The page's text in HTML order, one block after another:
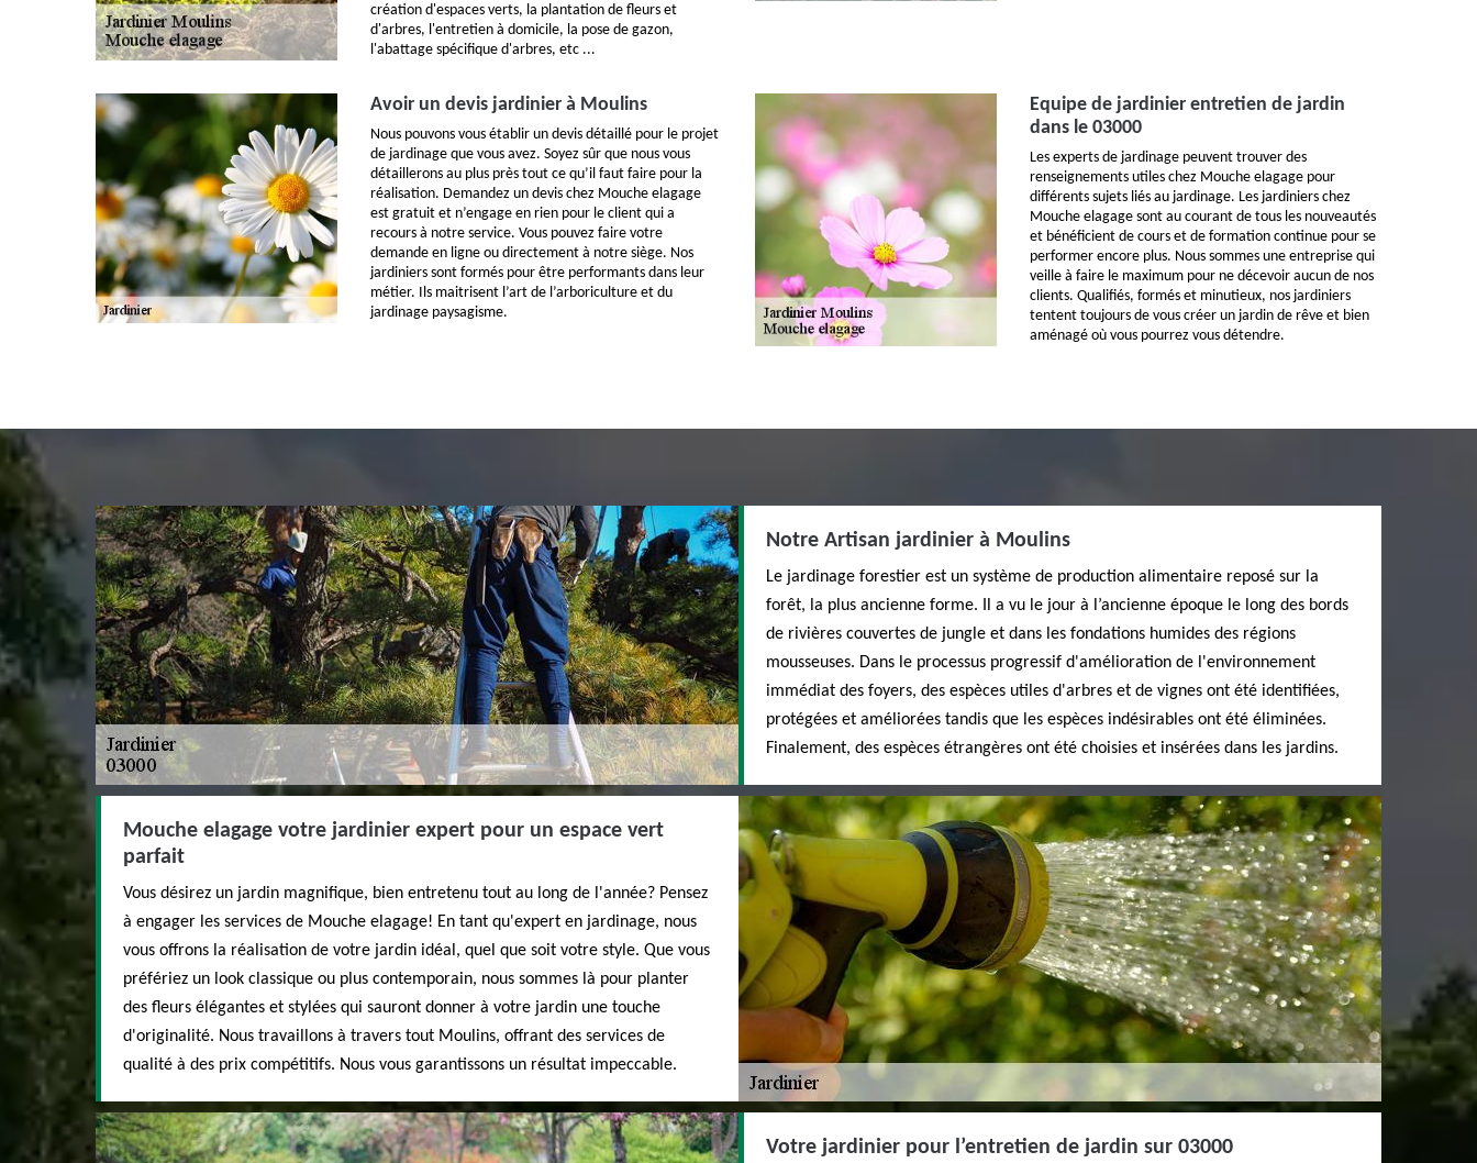
création d'espaces verts, la plantation de fleurs et
d'arbres, l'entretien à domicile, la pose de gazon,
l'abattage spécifique d'arbres, etc ...
Avoir un devis jardinier à Moulins
Nous pouvons vous établir un devis détaillé pour le projet
de jardinage que vous avez. Soyez sûr que nous vous
détaillerons au plus près tout ce qu’il faut faire pour la
réalisation. Demandez un devis chez Mouche elagage
est gratuit et n’engage en rien pour le client qui a
recours à notre service. Vous pouvez faire votre
demande en ligne ou directement à notre siège. Nos
jardiniers sont formés pour être performants dans leur
métier. Ils maitrisent l’art de l’arboriculture et du
jardinage paysagisme.
Equipe de jardinier entretien de jardin
dans le 03000
Les experts de jardinage peuvent trouver des
renseignements utiles chez Mouche elagage pour
différents sujets liés au jardinage. Les jardiniers chez
Mouche elagage sont au courant de tous les nouveautés
et bénéficient de cours et de formation continue pour se
performer encore plus. Nous sommes une entreprise qui
veille à faire le maximum pour ne décevoir aucun de nos
clients. Qualifiés, formés et minutieux, nos jardiniers
tentent toujours de vous créer un jardin de rêve et bien
aménagé où vous pourrez vous détendre.
Notre Artisan jardinier à Moulins
Le jardinage forestier est un système de production alimentaire reposé sur la
forêt, la plus ancienne forme. Il a vu le jour à l’ancienne époque le long des bords
de rivières couvertes de jungle et dans les fondations humides des régions
mousseuses. Dans le processus progressif d'amélioration de l'environnement
immédiat des foyers, des espèces utiles d'arbres et de vignes ont été identifiées,
protégées et améliorées tandis que les espèces indésirables ont été éliminées.
Finalement, des espèces étrangères ont été choisies et insérées dans les jardins.
Mouche elagage votre jardinier expert pour un espace vert
parfait
Vous désirez un jardin magnifique, bien entretenu tout au long de l'année? Pensez
à engager les services de Mouche elagage! En tant qu'expert en jardinage, nous
vous offrons la réalisation de votre jardin idéal, quel que soit votre style. Que vous
préfériez un look classique ou plus contemporain, nous sommes là pour planter
des fleurs élégantes et stylées qui sauront donner à votre jardin une touche
d'originalité. Nous travaillons à travers tout Moulins, offrant des services de
qualité à des prix compétitifs. Nous vous garantissons un résultat impeccable.
Votre jardinier pour l’entretien de jardin sur 03000